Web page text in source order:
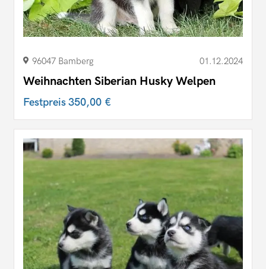
96047 Bamberg 01.12.2024
Weihnachten Siberian Husky Welpen
Festpreis350,00 €